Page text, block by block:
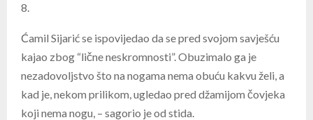
8.
Ćamil Sijarić se ispovijedao da se pred svojom savješću
kajao zbog “lične neskromnosti”. Obuzimalo ga je
nezadovoljstvo što na nogama nema obuću kakvu želi, a
kad je, nekom prilikom, ugledao pred džamijom čovjeka
koji nema nogu, – sagorio je od stida.